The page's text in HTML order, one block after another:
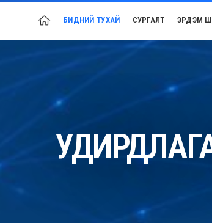
БИДНИЙ ТУХАЙ СУРГАЛТ ЭРДЭМ